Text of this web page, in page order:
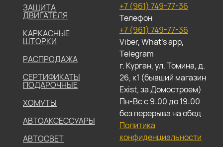
ЗАЩИТА
ДВИГАТЕЛЯ
КАРКАСНЫЕ
ШТОРКИ
РАСПРОДАЖА
СЕРТИФИКАТЫ
ПОДАРОЧНЫЕ
ХОМУТЫ
АВТОАКСЕССУАРЫ
АВТОСВЕТ
+7 (961) 749-77-36
Телефон
+7 (961) 749-77-36
Viber, What's app,
Telegram
г. Курган, ул. Томина, д.
26, к1 (бывший магазин
Exist, за Домостроем)
Пн-Вс с 9:00 до 19:00
без перерыва на обед
Политика
конфиденциальности